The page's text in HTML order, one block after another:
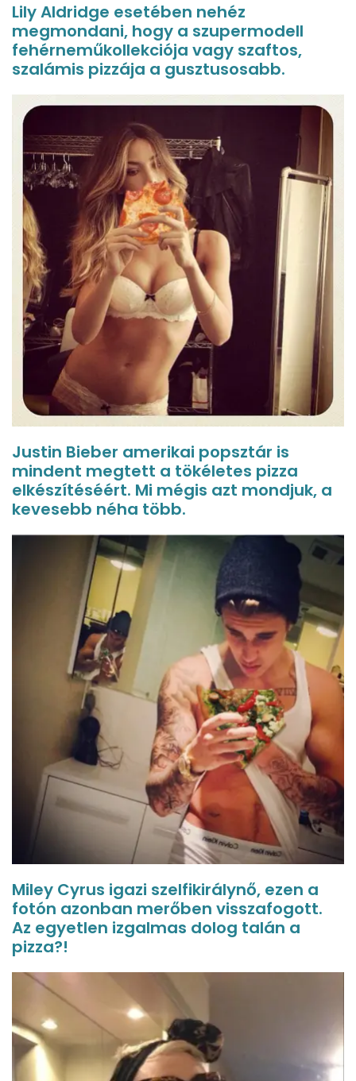
Lily Aldridge esetében nehéz
megmondani, hogy a szupermodell
fehérneműkollekciója vagy szaftos,
szalámis pizzája a gusztusosabb.
Justin Bieber amerikai popsztár is
mindent megtett a tökéletes pizza
elkészítéséért. Mi mégis azt mondjuk, a
kevesebb néha több.
Miley Cyrus igazi szelfikirálynő, ezen a
fotón azonban merőben visszafogott.
Az egyetlen izgalmas dolog talán a
pizza?!